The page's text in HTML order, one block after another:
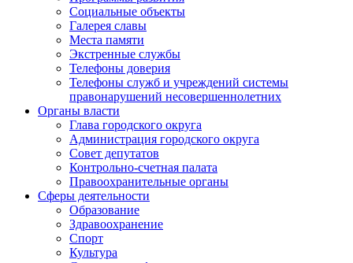
Социальные объекты
Галерея славы
Места памяти
Экстренные службы
Телефоны доверия
Телефоны служб и учреждений системы
правонарушений несовершеннолетних
Органы власти
Глава городского округа
Администрация городcкого округа
Совет депутатов
Контрольно-счетная палата
Правоохранительные органы
Сферы деятельности
Образование
Здравоохранение
Спорт
Культура